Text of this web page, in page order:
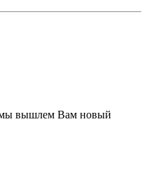
мы вышлем Вам новый